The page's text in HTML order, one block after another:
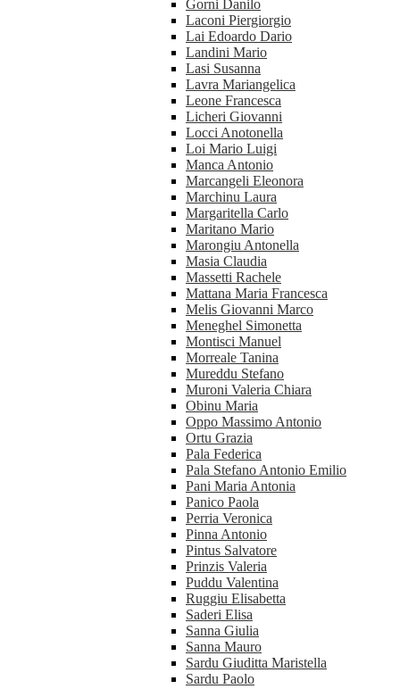
Gorni Danilo
Laconi Piergiorgio
Lai Edoardo Dario
Landini Mario
Lasi Susanna
Lavra Mariangelica
Leone Francesca
Licheri Giovanni
Locci Anotonella
Loi Mario Luigi
Manca Antonio
Marcangeli Eleonora
Marchinu Laura
Margaritella Carlo
Maritano Mario
Marongiu Antonella
Masia Claudia
Massetti Rachele
Mattana Maria Francesca
Melis Giovanni Marco
Meneghel Simonetta
Montisci Manuel
Morreale Tanina
Mureddu Stefano
Muroni Valeria Chiara
Obinu Maria
Oppo Massimo Antonio
Ortu Grazia
Pala Federica
Pala Stefano Antonio Emilio
Pani Maria Antonia
Panico Paola
Perria Veronica
Pinna Antonio
Pintus Salvatore
Prinzis Valeria
Puddu Valentina
Ruggiu Elisabetta
Saderi Elisa
Sanna Giulia
Sanna Mauro
Sardu Giuditta Maristella
Sardu Paolo